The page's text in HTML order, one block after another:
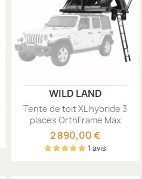
WILD LAND
Tente de toit XL hybride 3
places OrthFrame Max
WildLand
2 890,00 €
1 avis